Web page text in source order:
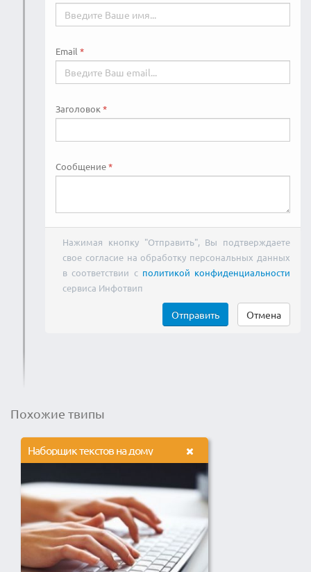
Email
Заголовок
Сообщение
Нажимая кнопку "Отправить", Вы подтверждаете
свое согласие на обработку персональных данных
в соответствии с политикой конфиденциальности
сервиса Инфотвип
Отправить Отмена
Похожие твипы
Наборщик текстов на дому